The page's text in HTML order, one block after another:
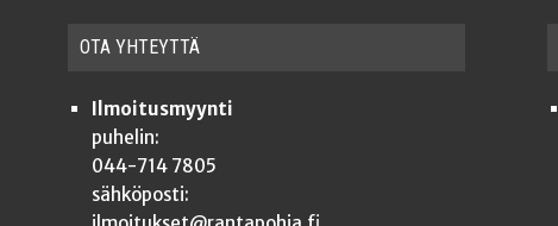
OTA YHTEYT­TÄ
Ilmoitusmyynti
puhelin:
044-714 7805
sähköposti: